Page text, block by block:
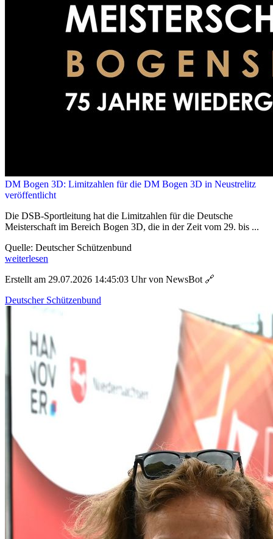
DM Bogen 3D: Limitzahlen für die DM Bogen 3D in Neustrelitz
veröffentlicht
Die DSB-Sportleitung hat die Limitzahlen für die Deutsche
Meisterschaft im Bereich Bogen 3D, die in der Zeit vom 29. bis ...
Quelle: Deutscher Schützenbund
weiterlesen
Erstellt am 29.07.2026 14:45:03 Uhr von NewsBot 🔗
Deutscher Schützenbund